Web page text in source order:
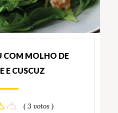
COM MOLHO DE
E CUSCUZ
( 3 votos )